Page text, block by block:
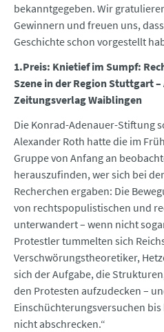
bekanntgegeben. Wir
Gewinnern und freuen uns,
Geschichte schon vorgestellt
1.Preis: Knietief im Sumpf:
Szene in der Region Stuttgart
Zeitungsverlag Waiblingen
Die Konrad-Adenauer-Stiftung
Alexander Roth hatte die im
Gruppe von Anfang an
herauszufinden, wer sich bei
Recherchen ergaben: Die
von rechtspopulistischen und
unterwandert – wenn nicht
Protestler tummelten sich
Verschwörungstheoretiker,
sich der Aufgabe, die
den Protesten aufzudecken –
Einschüchterungsversuchen
nicht abschrecken.“